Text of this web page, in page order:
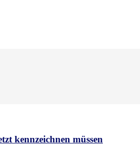
kennzeichnen müssen